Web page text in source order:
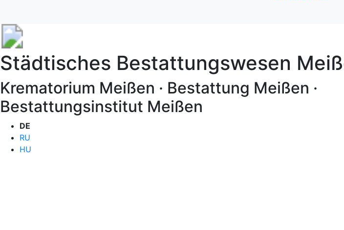
Städtisches Bestattungswesen
Krematorium Meißen · Bestattung Meißen ·
Bestattungsinstitut Meißen
DE
RU
HU